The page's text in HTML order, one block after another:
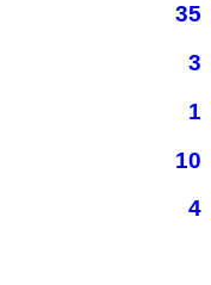
35
3
1
10
4